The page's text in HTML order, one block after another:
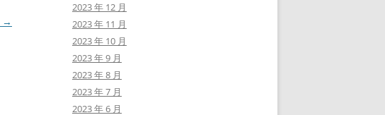
→
2023 年 12 月
2023 年 11 月
2023 年 10 月
2023 年 9 月
2023 年 8 月
2023 年 7 月
2023 年 6 月